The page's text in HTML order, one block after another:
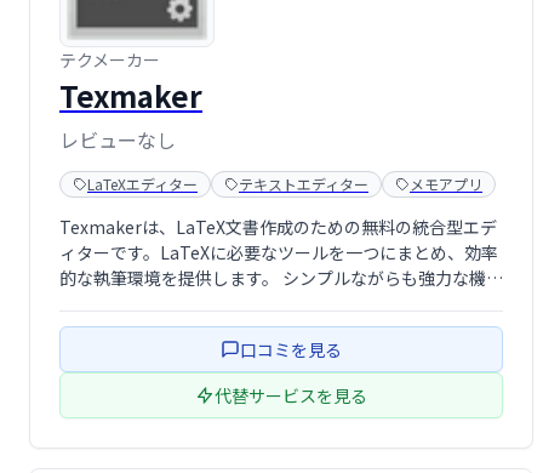
テクメーカー
Texmaker
レビューなし
LaTeXエディター テキストエディター メモアプリ
Texmakerは、LaTeX文書作成のための無料の統合型エデ
ィターです。LaTeXに必要なツールを一つにまとめ、効率
的な執筆環境を提供します。 シンプルながらも強力な機能
心者から上級者まで、LaTeXによる文書作成を容易にする
口コミを見る
代替サービスを見る